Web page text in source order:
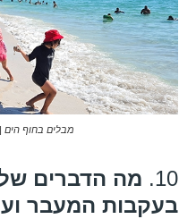
מבלים בחוף הים
10. מה הדברים
בעקבות המעבר